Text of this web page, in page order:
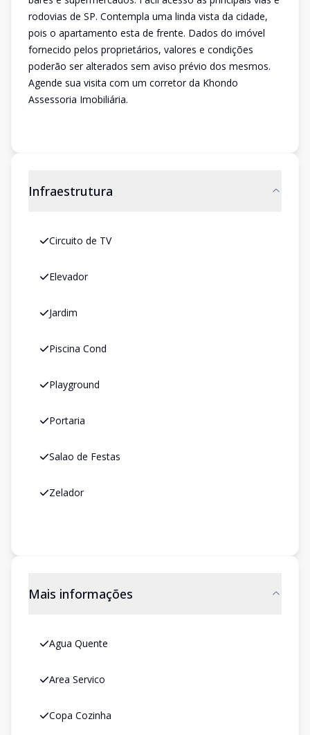
rodovias de SP. Contempla uma linda vista da cidade,
pois o apartamento esta de frente. Dados do imóvel
fornecido pelos proprietários, valores e condições
poderão ser alterados sem aviso prévio dos mesmos.
Agende sua visita com um corretor da Khondo
Assessoria Imobiliária.
Infraestrutura
Circuito de TV
Elevador
Jardim
Piscina Cond
Playground
Portaria
Salao de Festas
Zelador
Mais informações
Agua Quente
Area Servico
Copa Cozinha